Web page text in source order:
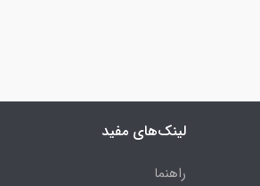
لینک‌های مفید
راهنما